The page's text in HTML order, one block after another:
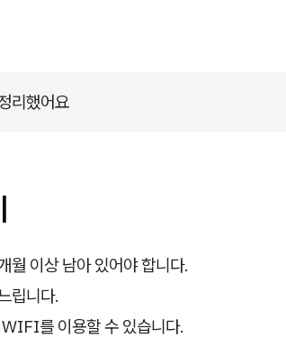
리했어요
월 이상 남아 있어야 합니다.
립니다.
를 이용할 수 있습니다.